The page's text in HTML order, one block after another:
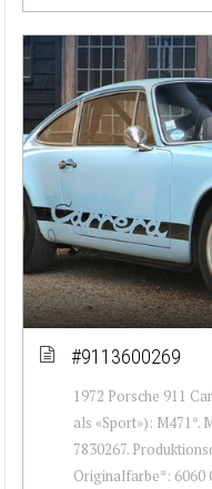
#9113600269
1972 Porsche 911
als «Sport»): M471*.
7830267.
Originalfarbe*: 6060